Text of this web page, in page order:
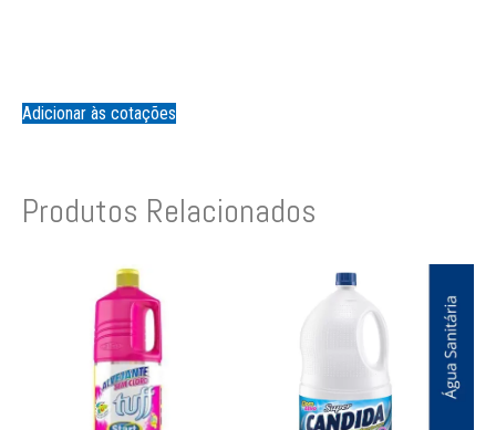
Adicionar às cotações
Produtos Relacionados